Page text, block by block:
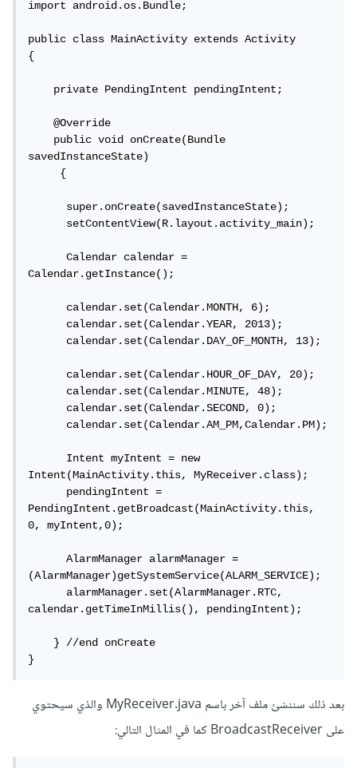
import android.os.Bundle;
public class MainActivity extends Activity
{
    private PendingIntent pendingIntent;
    @Override
    public void onCreate(Bundle
savedInstanceState)
     {
      super.onCreate(savedInstanceState);
      setContentView(R.layout.activity_main);
      Calendar calendar =
Calendar.getInstance();
      calendar.set(Calendar.MONTH, 6);
      calendar.set(Calendar.YEAR, 2013);
      calendar.set(Calendar.DAY_OF_MONTH, 13);
      calendar.set(Calendar.HOUR_OF_DAY, 20);
      calendar.set(Calendar.MINUTE, 48);
      calendar.set(Calendar.SECOND, 0);
      calendar.set(Calendar.AM_PM,Calendar.PM);
      Intent myIntent = new
Intent(MainActivity.this, MyReceiver.class);
      pendingIntent =
PendingIntent.getBroadcast(MainActivity.this,
0, myIntent,0);
      AlarmManager alarmManager =
(AlarmManager)getSystemService(ALARM_SERVICE);
      alarmManager.set(AlarmManager.RTC,
calendar.getTimeInMillis(), pendingIntent);
    } //end onCreate
}
بعد ذلك سننشئ ملف آخر باسم MyReceiver.java والذي سيحتوي
على BroadcastReceiver كما في المثال التالي: